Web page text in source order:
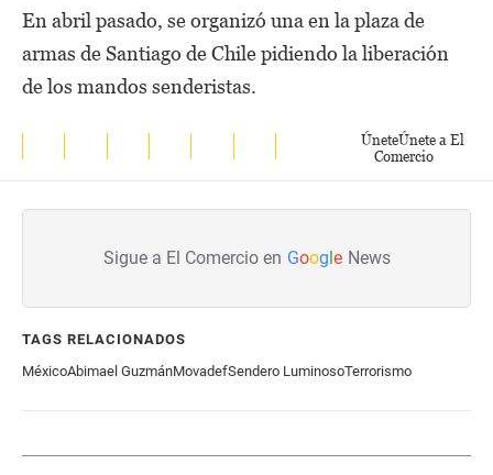
En abril pasado, se organizó una en la plaza de
armas de Santiago de Chile pidiendo la liberación
de los mandos senderistas.
ÚneteÚnete a El
Comercio
Sigue a El Comercio en Google News
TAGS RELACIONADOS
MéxicoAbimael GuzmánMovadefSendero LuminosoTerrorismo